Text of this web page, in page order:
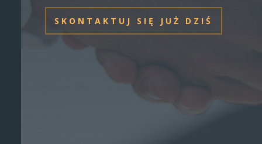
SKONTAKTUJ SIĘ JUŻ DZIŚ